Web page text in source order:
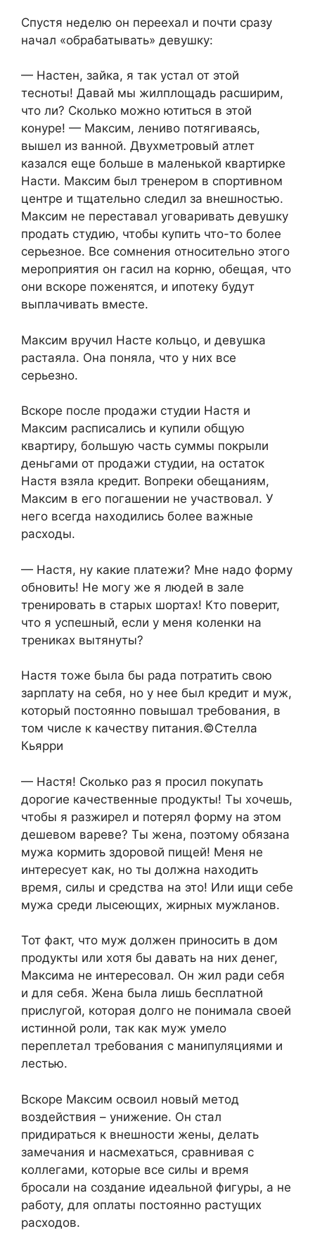
Спустя неделю он переехал и почти сразу
начал «обрабатывать» девушку:
— Настен, зайка, я так устал от этой
тесноты! Давай мы жилплощадь расширим,
что ли? Сколько можно ютиться в этой
конуре! — Максим, лениво потягиваясь,
вышел из ванной. Двухметровый атлет
казался еще больше в маленькой квартирке
Насти. Максим был тренером в спортивном
центре и тщательно следил за внешностью.
Максим не переставал уговаривать девушку
продать студию, чтобы купить что-то более
серьезное. Все сомнения относительно этого
мероприятия он гасил на корню, обещая, что
они вскоре поженятся, и ипотеку будут
выплачивать вместе.
Максим вручил Насте кольцо, и девушка
растаяла. Она поняла, что у них все
серьезно.
Вскоре после продажи студии Настя и
Максим расписались и купили общую
квартиру, большую часть суммы покрыли
деньгами от продажи студии, на остаток
Настя взяла кредит. Вопреки обещаниям,
Максим в его погашении не участвовал. У
него всегда находились более важные
расходы.
— Настя, ну какие платежи? Мне надо форму
обновить! Не могу же я людей в зале
тренировать в старых шортах! Кто поверит,
что я успешный, если у меня коленки на
трениках вытянуты?
Настя тоже была бы рада потратить свою
зарплату на себя, но у нее был кредит и муж,
который постоянно повышал требования, в
том числе к качеству питания.©Стелла
Кьярри
— Настя! Сколько раз я просил покупать
дорогие качественные продукты! Ты хочешь,
чтобы я разжирел и потерял форму на этом
дешевом вареве? Ты жена, поэтому обязана
мужа кормить здоровой пищей! Меня не
интересует как, но ты должна находить
время, силы и средства на это! Или ищи себе
мужа среди лысеющих, жирных мужланов.
Тот факт, что муж должен приносить в дом
продукты или хотя бы давать на них денег,
Максима не интересовал. Он жил ради себя
и для себя. Жена была лишь бесплатной
прислугой, которая долго не понимала своей
истинной роли, так как муж умело
переплетал требования с манипуляциями и
лестью.
Вскоре Максим освоил новый метод
воздействия – унижение. Он стал
придираться к внешности жены, делать
замечания и насмехаться, сравнивая с
коллегами, которые все силы и время
бросали на создание идеальной фигуры, а не
работу, для оплаты постоянно растущих
расходов.